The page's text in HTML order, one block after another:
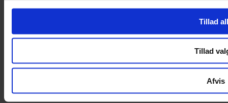
Tillad
Tillad
Afvis
Mandag – Fredag 10:00 – 17:30
Copyright © 2022.Design & hosting by Webhuset Ballum ApS